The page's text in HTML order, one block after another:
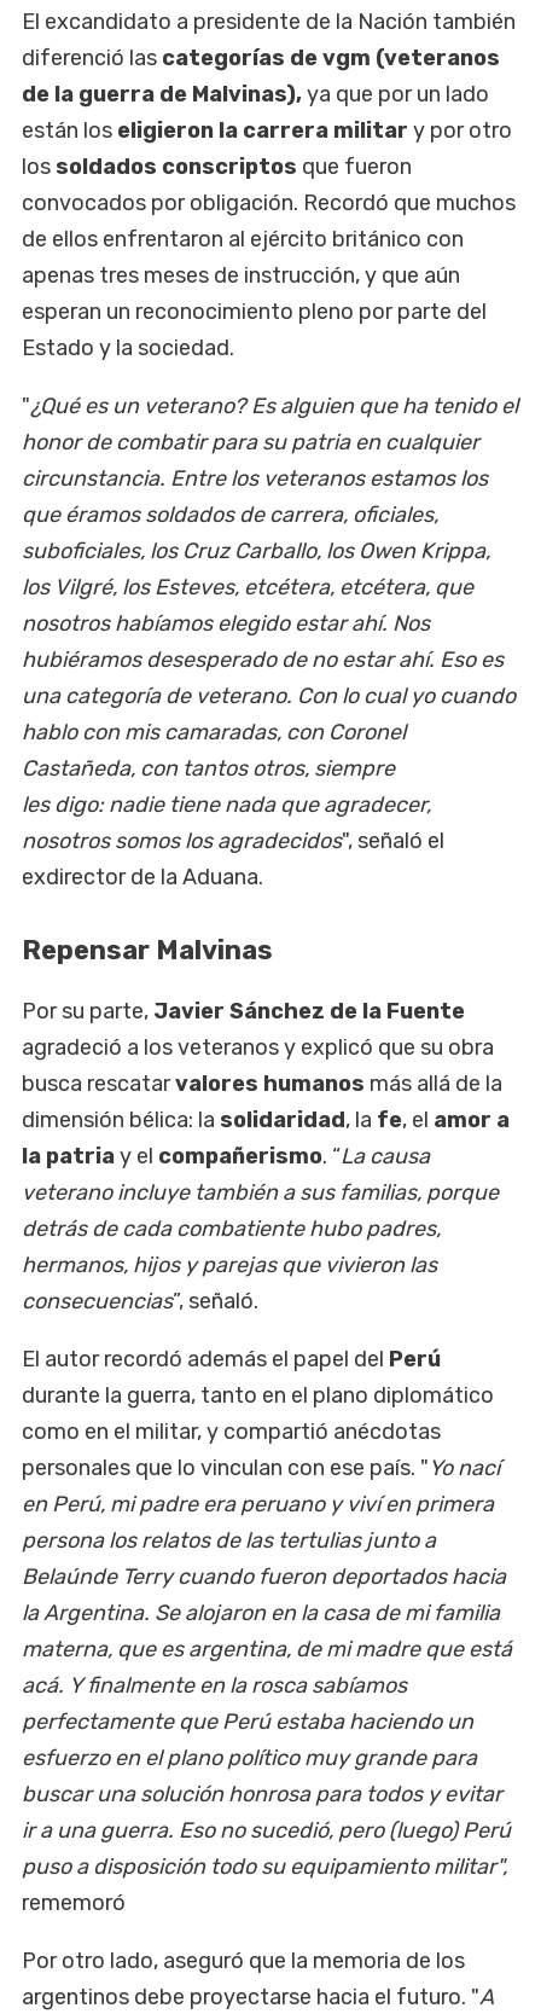
El excandidato a presidente de la Nación también
diferenció las categorías de vgm (veteranos
de la guerra de Malvinas),ya que por un lado
están los eligieron la carrera militar y por otro
los soldados conscriptos que fueron
convocados por obligación. Recordó que muchos
de ellos enfrentaron al ejército británico con
apenas tres meses de instrucción, y que aún
esperan un reconocimiento pleno por parte del
Estado y la sociedad.
"¿Qué es un veterano? Es alguien que ha tenido el
honor de combatir para su patria en cualquier
circunstancia. Entre los veteranos estamos los
que éramos soldados de carrera, oficiales,
suboficiales, los Cruz Carballo, los Owen Krippa,
los Vilgré, los Esteves, etcétera, etcétera, que
nosotros habíamos elegido estar ahí. Nos
hubiéramos desesperado de no estar ahí. Eso es
una categoría de veterano. Con lo cual yo cuando
hablo con mis camaradas, con Coronel
Castañeda, con tantos otros, siempre
les digo: nadie tiene nada que agradecer,
nosotros somos los agradecidos", señaló el
exdirector de la Aduana.
Repensar Malvinas
Por su parte, Javier Sánchez de la Fuente
agradeció a los veteranos y explicó que su obra
busca rescatarvalores humanos más allá de la
dimensión bélica: la solidaridad, la fe, el amor a
la patriay el compañerismo. “La causa
veterano incluye también a sus familias, porque
detrás de cada combatiente hubo padres,
hermanos, hijos y parejas que vivieron las
consecuencias”, señaló.
El autor recordó además el papel del Perú
durante la guerra, tanto en el plano diplomático
como en el militar, y compartió anécdotas
personales que lo vinculan con ese país. "Yo nací
en Perú, mi padre era peruano y viví en primera
persona los relatos de las tertulias junto a
Belaúnde Terry cuando fueron deportados hacia
la Argentina. Se alojaron en la casa de mi familia
materna, que es argentina, de mi madre que está
acá. Y finalmente en la rosca sabíamos
perfectamente que Perú estaba haciendo un
esfuerzo en el plano político muy grande para
buscar una solución honrosa para todos y evitar
ir a una guerra. Eso no sucedió, pero (luego) Perú
puso a disposición todo su equipamiento militar",
rememoró
Por otro lado, aseguró que la memoria de los
argentinos debe proyectarse hacia el futuro. "A